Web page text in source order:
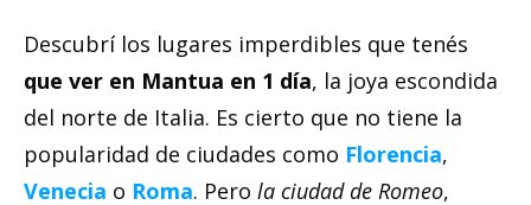
Descubrí los lugares imperdibles que tenés
que ver en Mantua en 1 día, la joya escondida
del norte de Italia. Es cierto que no tiene la
popularidad de ciudades como Florencia,
Venecia o Roma. Pero la ciudad de Romeo,